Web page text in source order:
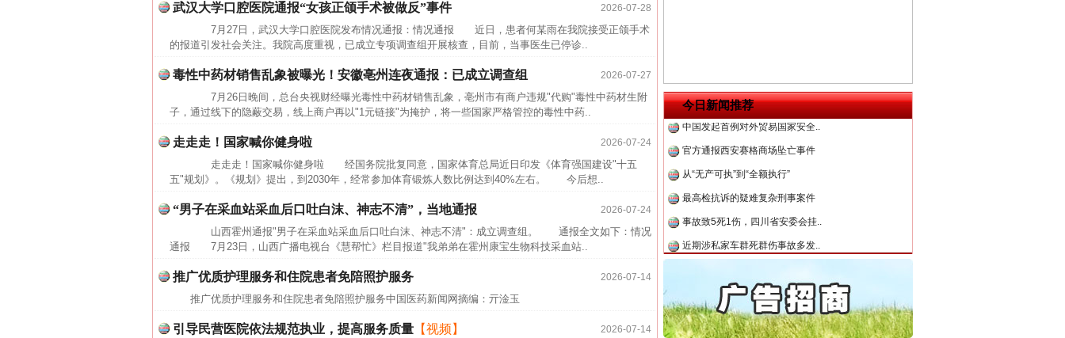
2026-07-28
武汉大学口腔医院通报“女孩正颌手术被做反”事件
7月27日，武汉大学口腔医院发布情况通报：情况通报 近日，患者何某雨在我院接受正颌手术
的报道引发社会关注。我院高度重视，已成立专项调查组开展核查，目前，当事医生已停诊..
2026-07-27
毒性中药材销售乱象被曝光！安徽亳州连夜通报：已成立调查组
7月26日晚间，总台央视财经曝光毒性中药材销售乱象，亳州市有商户违规"代购"毒性中药材生附
子，通过线下的隐蔽交易，线上商户再以"1元链接"为掩护，将一些国家严格管控的毒性中药..
2026-07-24
走走走！国家喊你健身啦
走走走！国家喊你健身啦 经国务院批复同意，国家体育总局近日印发《体育强国建设"十五
五"规划》。《规划》提出，到2030年，经常参加体育锻炼人数比例达到40%左右。 今后想..
2026-07-24
“男子在采血站采血后口吐白沫、神志不清”，当地通报
山西霍州通报"男子在采血站采血后口吐白沫、神志不清"：成立调查组。 通报全文如下：情况
通报 7月23日，山西广播电视台《慧帮忙》栏目报道"我弟弟在霍州康宝生物科技采血站..
2026-07-14
推广优质护理服务和住院患者免陪照护服务
推广优质护理服务和住院患者免陪照护服务中国医药新闻网摘编：亓淦玉
2026-07-14
引导民营医院依法规范执业，提高服务质量 【视频】
今日新闻推荐
中方对6家美国实体采取反制措..
中国发起首例对外贸易国家安全..
官方通报西安赛格商场坠亡事件
从“无产可执”到“全额执行”
最高检抗诉的疑难复杂刑事案件
事故致5死1伤，四川省安委会挂..
近期涉私家车群死群伤事故多发..
半生相守，一别两宽：这场老年..
26万保费，离婚时为何要分走一..
杨天誉，不得录用为公务员